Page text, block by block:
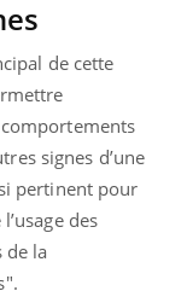
de cette
signes d’une
pertinent pour
des
de la